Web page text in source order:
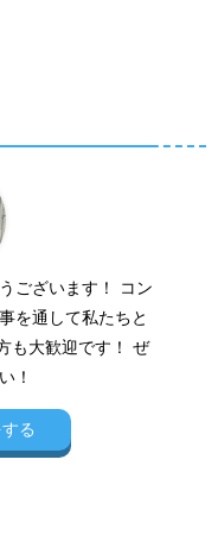
ございます！
コン
を通して私たちと
も大歓迎です！
ぜ
！
る